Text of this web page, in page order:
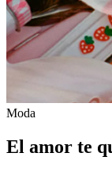
Moda
El amor te